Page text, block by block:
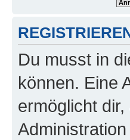
Du musst in
können. Eine
ermöglicht